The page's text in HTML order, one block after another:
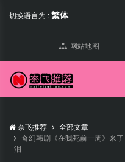
切换语言为 : 繁体
网站地图
奈飞推荐
全部文章
奇幻韩剧《在我死前一周》来
泪